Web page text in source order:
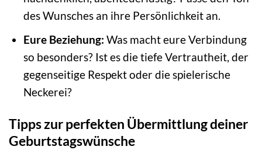
des Wunsches an ihre Persönlichkeit an.
Eure Beziehung: Was macht eure Verbindung
so besonders? Ist es die tiefe Vertrautheit, der
gegenseitige Respekt oder die spielerische
Neckerei?
Tipps zur perfekten Übermittlung deiner
Geburtstagswünsche